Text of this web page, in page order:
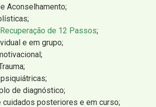
Aconselhamento;
de 12 Passos;
e em grupo;
de diagnóstico;
cuidados posteriores e em curso;